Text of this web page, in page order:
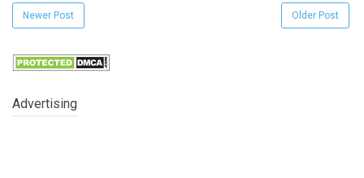
Newer Post Older Post
Advertising